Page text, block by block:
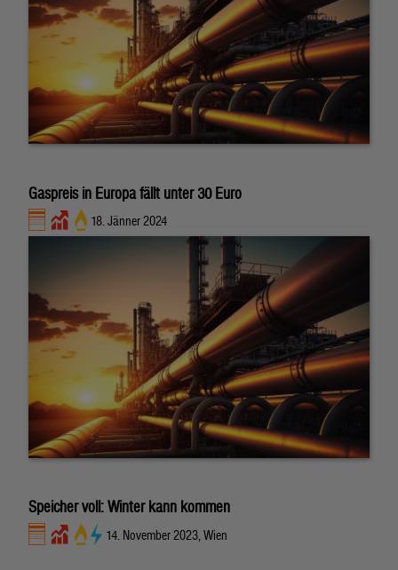
Gaspreis in Europa fällt unter 30 Euro
18. Jänner 2024
Speicher voll: Winter kann kommen
14. November 2023, Wien